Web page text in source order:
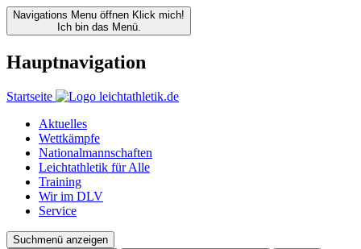
Navigations Menu öffnen Klick mich!
Ich bin das Menü.
Hauptnavigation
Startseite
Aktuelles
Wettkämpfe
Nationalmannschaften
Leichtathletik für Alle
Training
Wir im DLV
Service
Suchmenü anzeigen